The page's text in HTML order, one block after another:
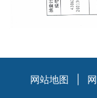
网站地图